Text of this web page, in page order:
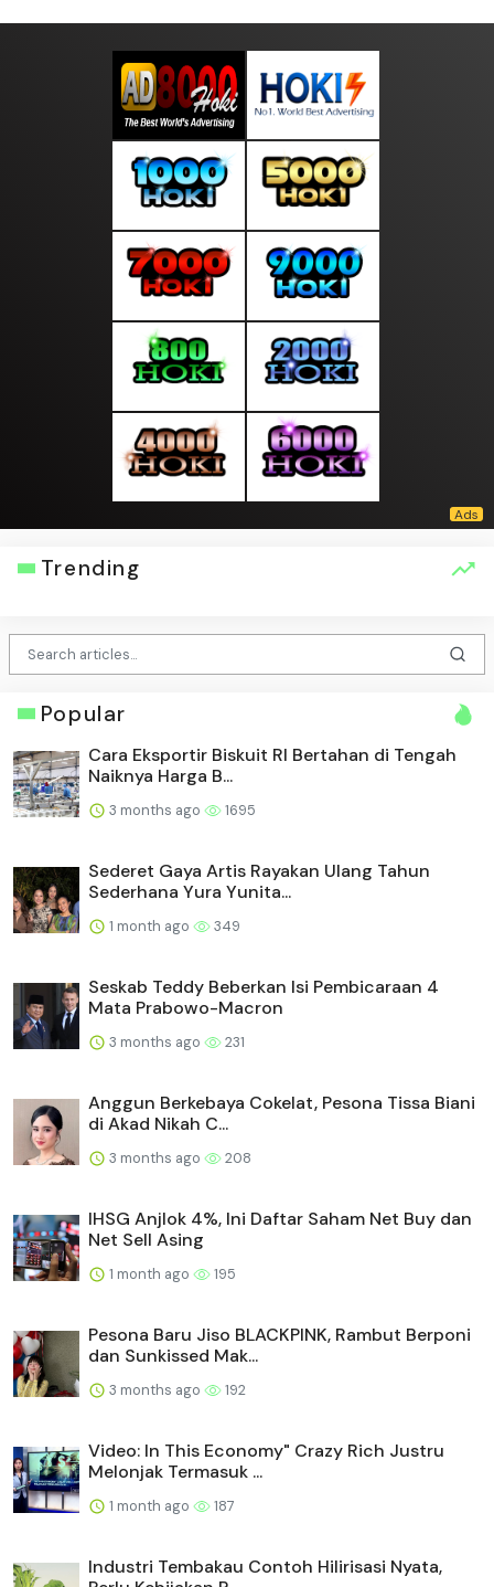
Trending
Popular
Cara Eksportir Biskuit RI Bertahan di Tengah
Naiknya Harga B...
3 months ago 1695
Sederet Gaya Artis Rayakan Ulang Tahun
Sederhana Yura Yunita...
1 month ago 349
Seskab Teddy Beberkan Isi Pembicaraan 4
Mata Prabowo-Macron
3 months ago 231
Anggun Berkebaya Cokelat, Pesona Tissa Biani
di Akad Nikah C...
3 months ago 208
IHSG Anjlok 4%, Ini Daftar Saham Net Buy dan
Net Sell Asing
1 month ago 195
Pesona Baru Jiso BLACKPINK, Rambut Berponi
dan Sunkissed Mak...
3 months ago 192
Video: In This Economy" Crazy Rich Justru
Melonjak Termasuk ...
1 month ago 187
Industri Tembakau Contoh Hilirisasi Nyata,